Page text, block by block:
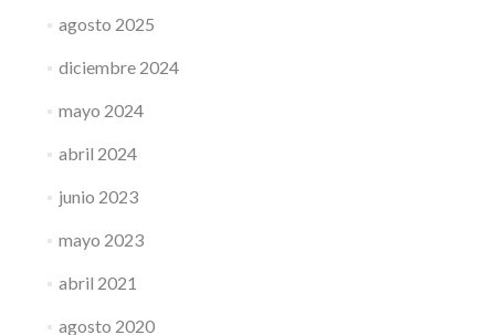
agosto 2025
diciembre 2024
mayo 2024
abril 2024
junio 2023
mayo 2023
abril 2021
agosto 2020